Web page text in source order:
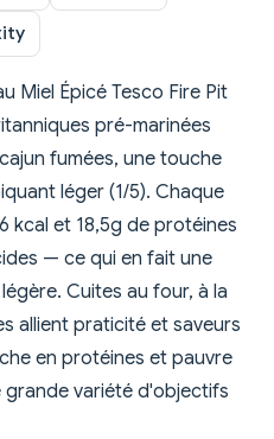
Miel Épicé Tesco Fire Pit
pré-marinées
fumées, une touche
léger (1/5). Chaque
kcal et 18,5g de protéines
— ce qui en fait une
Cuites au four, à la
allient praticité et saveurs
en protéines et pauvre
grande variété d'objectifs